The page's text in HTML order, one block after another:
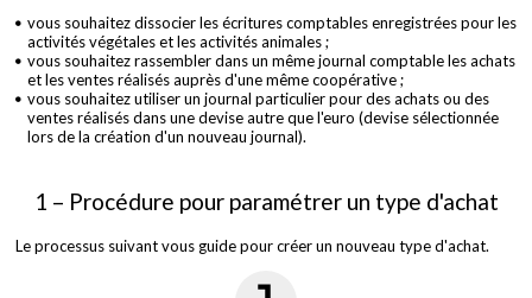
vous souhaitez dissocier les écritures comptables enregistrées pour les
activités végétales et les activités animales ;
vous souhaitez rassembler dans un même journal comptable les achats
et les ventes réalisés auprès d'une même coopérative ;
vous souhaitez utiliser un journal particulier pour des achats ou des
ventes réalisés dans une devise autre que l'euro (devise sélectionnée
lors de la création d'un nouveau journal).
1 – Procédure pour paramétrer un type d'achat
Le processus suivant vous guide pour créer un nouveau type d'achat.